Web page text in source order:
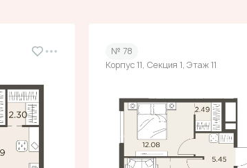
№ 78
Корпус 11, Секция 1, Этаж 11